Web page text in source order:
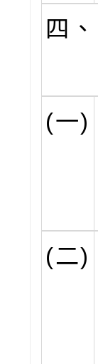
四、
(一)
(二)